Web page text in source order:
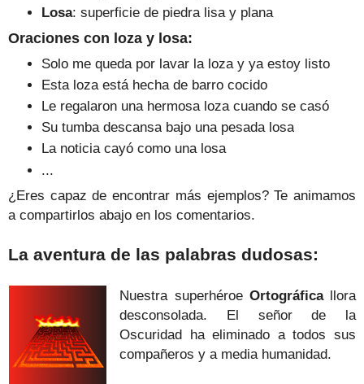
Losa: superficie de piedra lisa y plana
Oraciones con loza y losa:
Solo me queda por lavar la loza y ya estoy listo
Esta loza está hecha de barro cocido
Le regalaron una hermosa loza cuando se casó
Su tumba descansa bajo una pesada losa
La noticia cayó como una losa
¿Eres capaz de encontrar más ejemplos? Te animamos
a compartirlos abajo en los comentarios.
La aventura de las palabras dudosas:
Nuestra superhéroe Ortográficallora
desconsolada. El señor de la
Oscuridad ha eliminado a todos sus
compañeros y a media humanidad.